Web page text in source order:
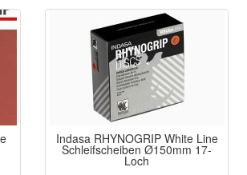
Indasa RHYNOGRIP White Line
Schleifscheiben Ø150mm 17-
Loch